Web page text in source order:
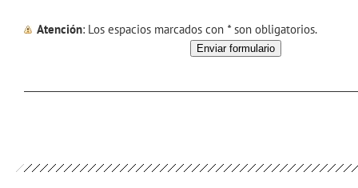
Atención : Los espacios marcados con * son obligatorios.